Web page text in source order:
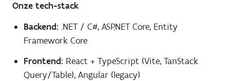
Onze tech-stack
Backend: .NET / C#, ASP.NET Core, Entity
Framework Core
Frontend: React + TypeScript (Vite, TanStack
Query/Table), Angular (legacy)